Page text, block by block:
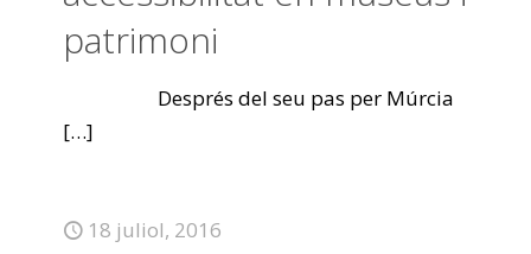
patrimoni
Després del seu pas per Múrcia
[…]
18 juliol, 2016